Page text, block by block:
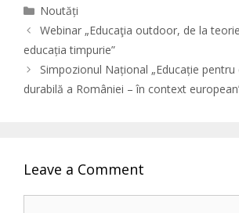
Categories
Noutăți
Webinar „Educaţia outdoor, de la
educația timpurie”
Simpozionul Național „Educație
durabilă a României – în context
Leave a Comment